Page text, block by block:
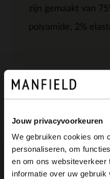
Jouw privacyvoorkeuren
We gebruiken cookies om
personaliseren, om
en om ons websiteverkeer
informatie over uw
Voor jou erbij
zijn gemaakt van
polyamide, 2%
Alles over dit
View this